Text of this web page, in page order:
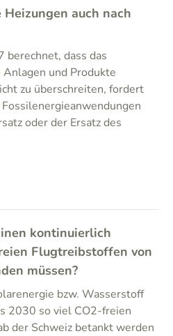
auch nach
dass das
und Produkte
zu überschreiten, fordert
oder der Ersatz des
kontinuierlich
Flugtreibstoffen von
müssen?
bzw. Wasserstoff
2030 so viel CO2-freien
der Schweiz betankt werden